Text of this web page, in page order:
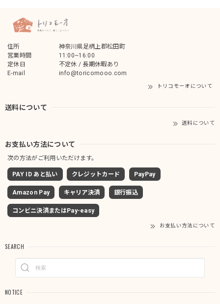
住所
神奈川県足柄上郡松田町
営業時間
11:00~16:00
定休日
不定休 / 長期休暇あり
E-mail
info@toricomooo.com
トリコモーオについて
送料について
送料について
お支払い方法について
次の方法がご利用いただけます。
PAY ID あと払い クレジットカード PayPay
Amazon Pay キャリア決済 銀行振込
コンビニ決済またはPay-easy
お支払い方法について
SEARCH
NOTICE